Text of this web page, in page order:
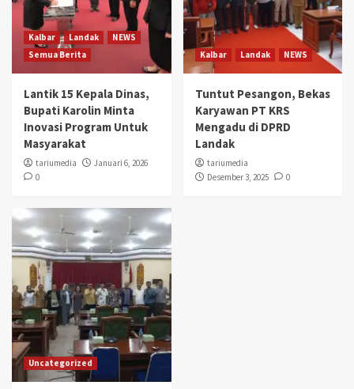
Kalbar Landak
NEWS
Semua Berita
Lantik 15 Kepala Dinas,
Bupati Karolin Minta
Inovasi Program Untuk
Masyarakat
tariumedia
Januari 6, 2026
0
Kalbar Landak NEWS
Tuntut Pesangon, Bekas
Karyawan PT KRS
Mengadu di DPRD
Landak
tariumedia
Desember 3, 2025
0
Uncategorized